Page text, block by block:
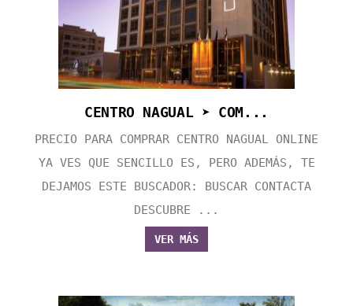
CENTRO NAGUAL ➤ COM...
PRECIO PARA COMPRAR CENTRO NAGUAL ONLINE
YA VES QUE SENCILLO ES, PERO ADEMÁS, TE
DEJAMOS ESTE BUSCADOR: BUSCAR CONTACTA
DESCUBRE ...
VER MÁS